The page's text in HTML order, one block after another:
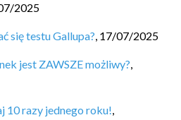
2025
się testu Gallupa?, 17/07/2025
jest ZAWSZE możliwy?,
10 razy jednego roku!,